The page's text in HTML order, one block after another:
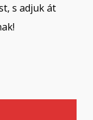
s adjuk át